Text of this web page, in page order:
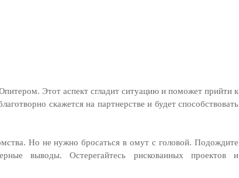
Этот аспект сгладит ситуацию и поможет прийти к
скажется на партнерстве и будет способствовать
Но не нужно бросаться в омут с головой. Подождите
выводы. Остерегайтесь рискованных проектов и